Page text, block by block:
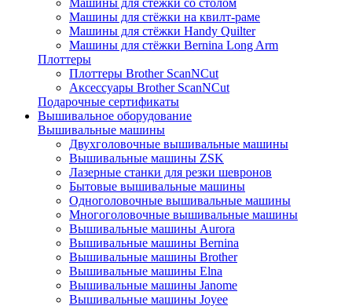
Машины для стёжки со столом
Машины для стёжки на квилт-раме
Машины для стёжки Handy Quilter
Машины для стёжки Bernina Long Arm
Плоттеры
Плоттеры Brother ScanNCut
Аксессуары Brother ScanNCut
Подарочные сертификаты
Вышивальное оборудование
Вышивальные машины
Двухголовочные вышивальные машины
Вышивальные машины ZSK
Лазерные станки для резки шевронов
Бытовые вышивальные машины
Одноголовочные вышивальные машины
Многоголовочные вышивальные машины
Вышивальные машины Aurora
Вышивальные машины Bernina
Вышивальные машины Brother
Вышивальные машины Elna
Вышивальные машины Janome
Вышивальные машины Joyee